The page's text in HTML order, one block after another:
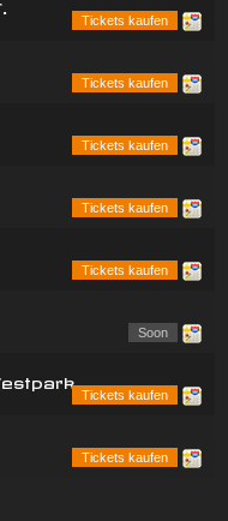
Tickets kaufen
Tickets kaufen
Tickets kaufen
Tickets kaufen
Tickets kaufen
Soon
Tickets kaufen
Tickets kaufen